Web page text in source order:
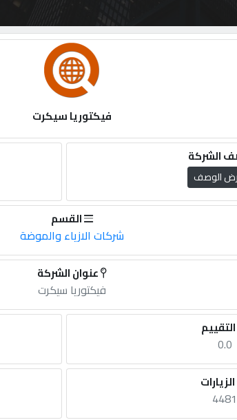
فيكتوريا سيكرت
الشركة
الوصف
القسم
شركات الازياء والموضة
عنوان الشركة
فيكتوريا سيكرت
التقييم
0.0
الزيارات
4481